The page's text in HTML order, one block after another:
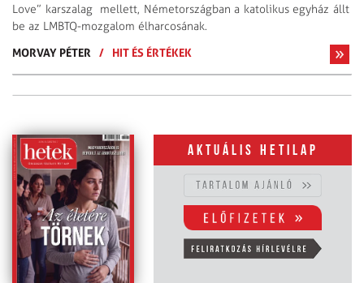
Love” karszalag mellett, Németországban a katolikus egyház állt
be az LMBTQ-mozgalom élharcosának.
MORVAY PÉTER
/ HIT ÉS ÉRTÉKEK
Aktuális hetilap